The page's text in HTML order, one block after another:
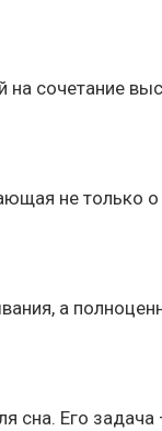
сочетание
не только о
а
сна. Его